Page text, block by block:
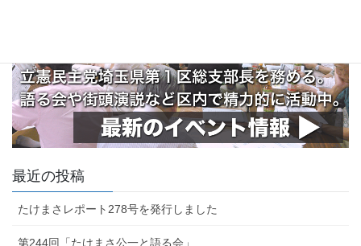
最近の投稿
たけまさレポート278号を発行しました
第244回「たけまさ公一と語る会」